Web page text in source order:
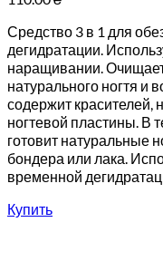
Средство 3 в 1 для
дегидратации.
наращивании.
натурального ногтя и
содержит красителей,
ногтевой пластины. В
готовит натуральные
бондера или лака.
временной
Купить